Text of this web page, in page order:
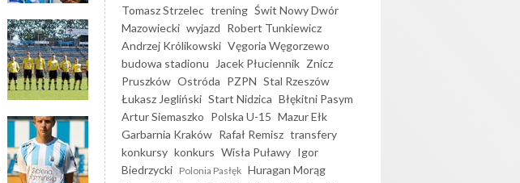
Tomasz Strzelec trening Świt Nowy Dwór
Mazowiecki wyjazd Robert Tunkiewicz
Andrzej Królikowski Vęgoria Węgorzewo
budowa stadionu
Jacek Płuciennik Znicz
Pruszków Ostróda PZPN Stal Rzeszów
Łukasz Jegliński Start Nidzica Błękitni Pasym
Artur Siemaszko Polska U-15 Mazur Ełk
Garbarnia Kraków Rafał Remisz transfery
konkursy konkurs Wisła Puławy Igor
Biedrzycki Polonia Pasłęk Huragan Morąg